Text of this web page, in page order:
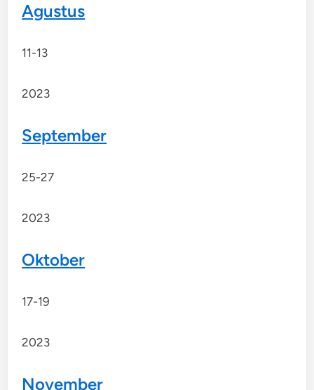
Agustus
11-13
2023
September
25-27
2023
Oktober
17-19
2023
November